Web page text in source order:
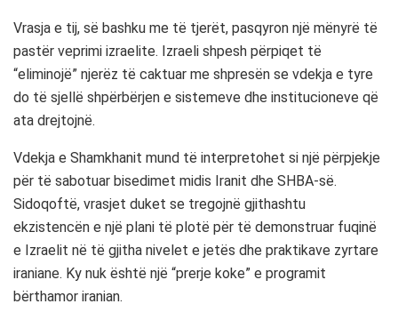
Vrasja e tij, së bashku me të tjerët, pasqyron një mënyrë të
pastër veprimi izraelite. Izraeli shpesh përpiqet të
“eliminojë” njerëz të caktuar me shpresën se vdekja e tyre
do të sjellë shpërbërjen e sistemeve dhe institucioneve që
ata drejtojnë.
Vdekja e Shamkhanit mund të interpretohet si një përpjekje
për të sabotuar bisedimet midis Iranit dhe SHBA-së.
Sidoqoftë, vrasjet duket se tregojnë gjithashtu
ekzistencën e një plani të plotë për të demonstruar fuqinë
e Izraelit në të gjitha nivelet e jetës dhe praktikave zyrtare
iraniane. Ky nuk është një “prerje koke” e programit
bërthamor iranian.